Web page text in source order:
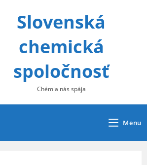
Slovenská
chemická
spoločnosť
Chémia nás spája
Menu